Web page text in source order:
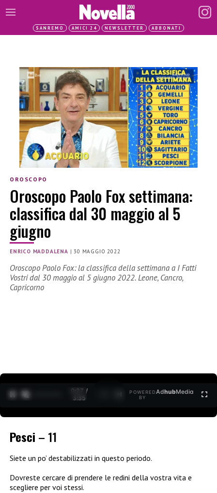
SANREMO AMICI 24 NEWSLETTER ABBONATI
OROSCOPO
Oroscopo Paolo Fox settimana:
classifica dal 30 maggio al 5
giugno
ENRICO MADDALENA |30 MAGGIO 2022
Oroscopo Paolo Fox: la classifica della settimana a I Fatti
Vostri dal 30 maggio al 5 giugno 2022. Leone, Cancro,
Capricorno
0:27 /
3:35
POWERED
BY
AdhubMedia
Pesci – 11
Siete un po’ destabilizzati in questo periodo.
Dovreste cercare di prendere le redini della vostra vita e
scegliere per voi stessi.